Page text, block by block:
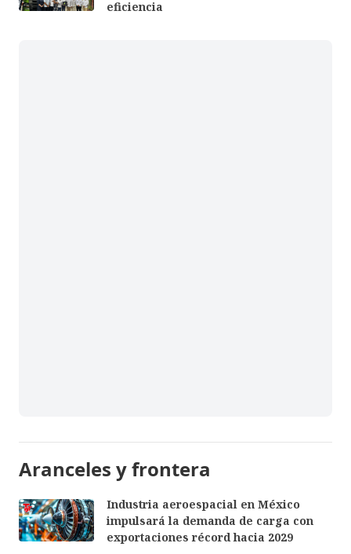
eficiencia
Aranceles y frontera
Industria aeroespacial en México
impulsará la demanda de carga con
exportaciones récord hacia 2029